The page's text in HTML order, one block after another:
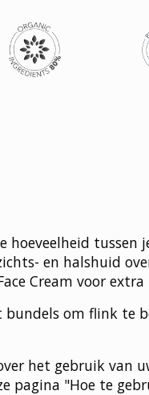
hoeveelheid tussen
en halshuid
Cream voor
om flink te
het gebruik van
pagina "Hoe te